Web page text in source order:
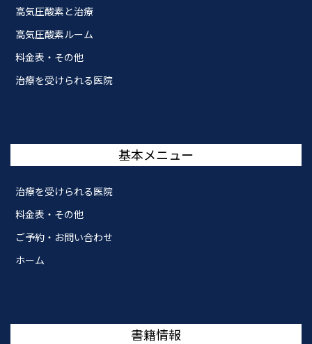
高気圧酸素と治療
高気圧酸素ルーム
料金表・その他
治療を受けられる医院
基本メニュー
治療を受けられる医院
料金表・その他
ご予約・お問い合わせ
ホーム
書籍情報